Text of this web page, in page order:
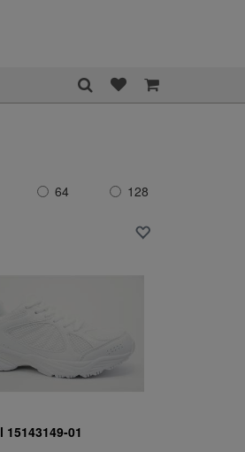
64 128
15143149-01